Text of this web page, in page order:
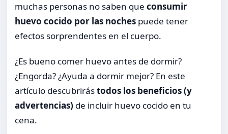
muchas personas no saben que consumir
huevo cocido por las noches puede tener
efectos sorprendentes en el cuerpo.
¿Es bueno comer huevo antes de dormir?
¿Engorda? ¿Ayuda a dormir mejor? En este
artículo descubrirástodos los beneficios (y
advertencias) de incluir huevo cocido en tu
cena.